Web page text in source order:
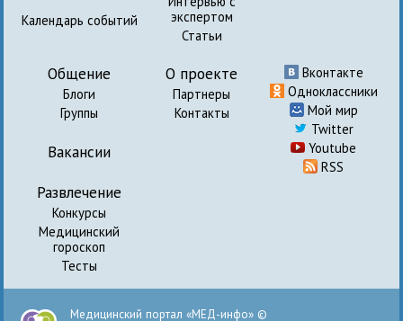
Календарь событий
экспертом
Статьи
Общение
Блоги
Группы
Вакансии
Развлечение
Конкурсы
Медицинский
гороскоп
Тесты
О проекте
Партнеры
Контакты
Вконтакте
Одноклассники
Мой мир
Twitter
Youtube
RSS
Медицинский портал «МЕД-инфо» ©